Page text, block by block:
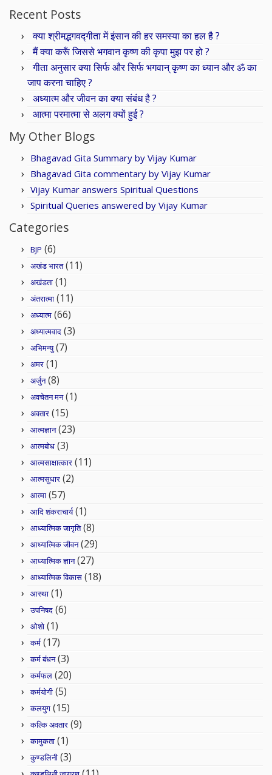
Recent Posts
क्या श्रीमद्भगवद्गीता में इंसान की हर समस्या का हल है ?
मैं क्या करूँ जिससे भगवान कृष्ण की कृपा मुझ पर हो ?
गीता अनुसार क्या सिर्फ और सिर्फ भगवान् कृष्ण का ध्यान और ॐ का
जाप करना चाहिए ?
अध्यात्म और जीवन का क्या संबंध है ?
आत्मा परमात्मा से अलग क्यों हुई ?
My Other Blogs
Bhagavad Gita Summary by Vijay Kumar
Bhagavad Gita commentary by Vijay Kumar
Vijay Kumar answers Spiritual Questions
Spiritual Queries answered by Vijay Kumar
Categories
BJP (6)
अखंड भारत(11)
अखंडता (1)
अंतरात्मा (11)
अध्यात्म (66)
अध्यात्मवाद (3)
अभिमन्यु(7)
अमर (1)
अर्जुन(8)
अवचेतन मन(1)
अवतार (15)
आत्मज्ञान(23)
आत्मबोध (3)
आत्मसाक्षात्कार (11)
आत्मसुधार (2)
आत्मा (57)
आदि शंकराचार्य(1)
आध्यात्मिक जागृति(8)
आध्यात्मिक जीवन(29)
आध्यात्मिक ज्ञान(27)
आध्यात्मिक विकास (18)
आस्था (1)
उपनिषद (6)
ओशो (1)
कर्म (17)
कर्म बंधन(3)
कर्मफल (20)
कर्मयोगी (5)
कलयुग (15)
कल्कि अवतार (9)
कामुकता (1)
कुण्डलिनी (3)